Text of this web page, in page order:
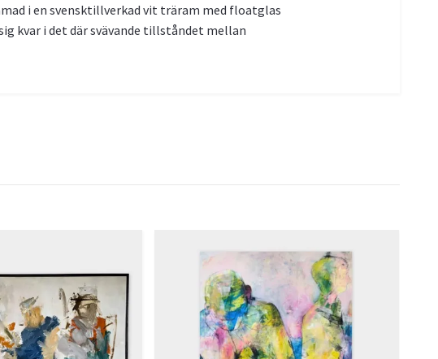
i en svensktillverkad vit träram med floatglas
kvar i det där svävande tillståndet mellan